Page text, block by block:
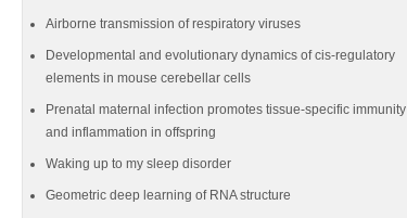
Airborne transmission of respiratory viruses
Developmental and evolutionary dynamics of cis-regulatory
elements in mouse cerebellar cells
Prenatal maternal infection promotes tissue-specific immunity
and inflammation in offspring
Waking up to my sleep disorder
Geometric deep learning of RNA structure